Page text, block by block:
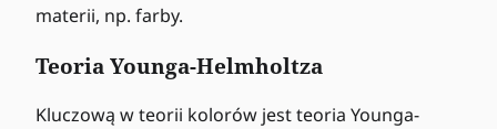
materii, np. farby.
Teoria Younga-Helmholtza
Kluczową w teorii kolorów jest teoria Younga-